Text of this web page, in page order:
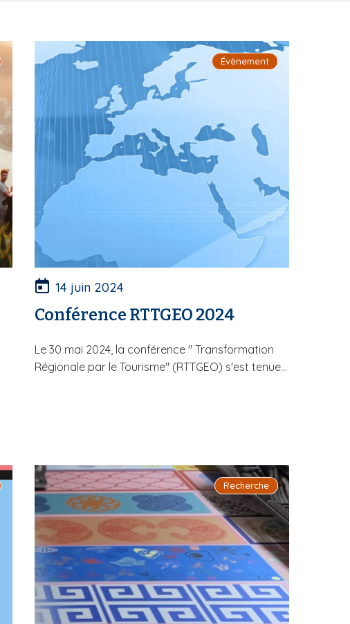
Évènement
14 juin 2024
Conférence RTTGEO 2024
Le 30 mai 2024, la conférence " Transformation
Régionale par le Tourisme" (RTTGEO) s'est tenue...
Recherche